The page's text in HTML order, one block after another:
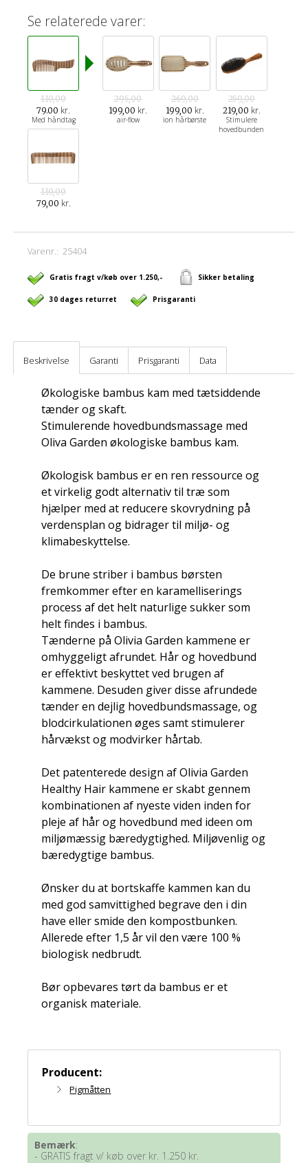
Se relaterede varer:
110,00
79.00 kr.
Med håndtag
295,00
199,00 kr.
air-flow
269,00
199,00 kr.
ion hårbørste
259,00
219,00 kr.
Stimulere
hovedbunden
110,00
79,00 kr.
Varenr.:25404
Gratis fragt v/køb over 1.250,- Sikker betaling
30 dages returret Prisgaranti
Beskrivelse Garanti Prisgaranti Data
Økologiske bambus kam med tætsiddende
tænder og skaft.
Stimulerende hovedbundsmassage med
Oliva Garden økologiske bambus kam.
Økologisk bambus er en ren ressource og
et virkelig godt alternativ til træ som
hjælper med at reducere skovrydning på
verdensplan og bidrager til miljø- og
klimabeskyttelse.
De brune striber i bambus børsten
fremkommer efter en karamelliserings
process af det helt naturlige sukker som
helt findes i bambus.
Tænderne på Olivia Garden kammene er
omhyggeligt afrundet. Hår og hovedbund
er effektivt beskyttet ved brugen af
kammene. Desuden giver disse afrundede
tænder en dejlig hovedbundsmassage, og
blodcirkulationen øges samt stimulerer
hårvækst og modvirker hårtab.
Det patenterede design af Olivia Garden
Healthy Hair kammene er skabt gennem
kombinationen af nyeste viden inden for
pleje af hår og hovedbund med ideen om
miljømæssig bæredygtighed. Miljøvenlig og
bæredygtige bambus.
Ønsker du at bortskaffe kammen kan du
med god samvittighed begrave den i din
have eller smide den kompostbunken.
Allerede efter 1,5 år vil den være 100 %
biologisk nedbrudt.
Bør opbevares tørt da bambus er et
organisk materiale.
Producent:
Pigmåtten
Bemærk:
- GRATIS fragt v/ køb over kr. 1.250 kr.